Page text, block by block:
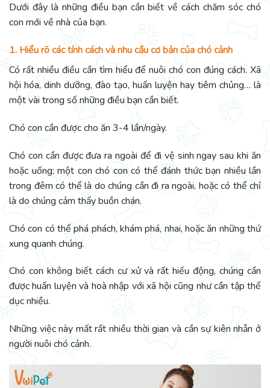
Dưới đây là những điều bạn cần biết về cách chăm sóc chó
con mới về nhà của bạn.
1. Hiểu rõ các tính cách và nhu cầu cơ bản của chó cảnh
Có rất nhiều điều cần tìm hiểu để nuôi chó con đúng cách. Xã
hội hóa, dinh dưỡng, đào tạo, huấn luyện hay tiêm chủng… là
một vài trong số những điều bạn cần biết.
Chó con cần được cho ăn 3-4 lần/ngày.
Chó con cần được đưa ra ngoài để đi vệ sinh ngay sau khi ăn
hoặc uống; một con chó con có thể đánh thức bạn nhiều lần
trong đêm có thể là do chúng cần đi ra ngoài, hoặc có thể chỉ
là do chúng cảm thấy buồn chán.
Chó con có thể phá phách, khám phá, nhai, hoặc ăn những thứ
xung quanh chúng.
Chó con không biết cách cư xử và rất hiếu động, chúng cần
được huấn luyện và hoà nhập với xã hội cũng như cần tập thể
dục nhiều.
Những việc này mất rất nhiều thời gian và cần sự kiên nhẫn ở
người nuôi chó cảnh.